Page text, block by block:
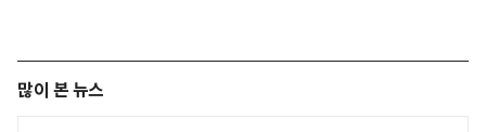
많이 본 뉴스